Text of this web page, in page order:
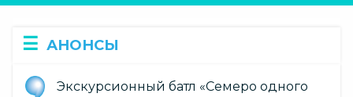
НАВИГАЦИЯ
АНОНСЫ
Экскурсионный батл «Семеро одного